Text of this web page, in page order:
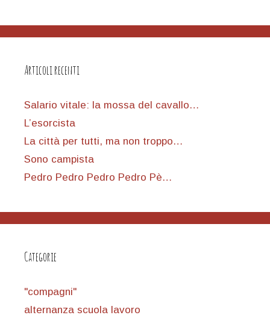
Articoli recenti
Salario vitale: la mossa del cavallo…
L’esorcista
La città per tutti, ma non troppo…
Sono campista
Pedro Pedro Pedro Pedro Pè…
Categorie
"compagni"
alternanza scuola lavoro